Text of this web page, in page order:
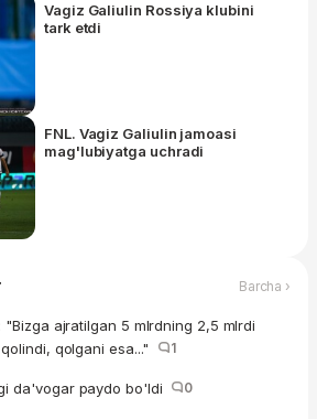
Vagiz Galiulin Rossiya klubini
tark etdi
FNL. Vagiz Galiulin jamoasi
mag'lubiyatga uchradi
Barcha ›
"Bizga ajratilgan 5 mlrdning 2,5 mlrdi
qolgani esa..."
1
da'vogar paydo bo'ldi 0